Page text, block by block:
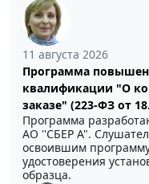
11 августа 2026
Программа
квалификации "О
заказе" (223-ФЗ от
Программа
АО ''СБЕР А".
освоившим
удостоверения
образца.